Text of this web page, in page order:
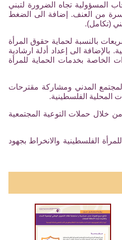
المسؤولية تجاه الضرورة لتبني
من العنف. إضافة الى الضغط
(تكامل).
بالنسبة لحماية حقوق المرأة
الى إعداد أدلة ارشادية
الخاصة بخدمات الحماية للمرأة
المدني ومشاركة مقترحات
المحلية الفلسطينية.
خلال حملات التوعية المجتمعية
الفلسطينية والانخراط بجهود